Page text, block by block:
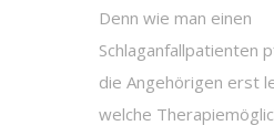
Denn wie man einen
Schlaganfallpatienten
die Angehörigen erst
welche